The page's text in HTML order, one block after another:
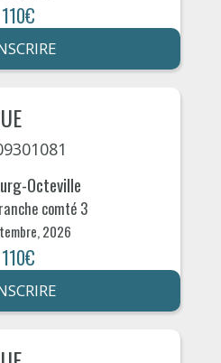
110€
Octeville
comté 3
2026
110€